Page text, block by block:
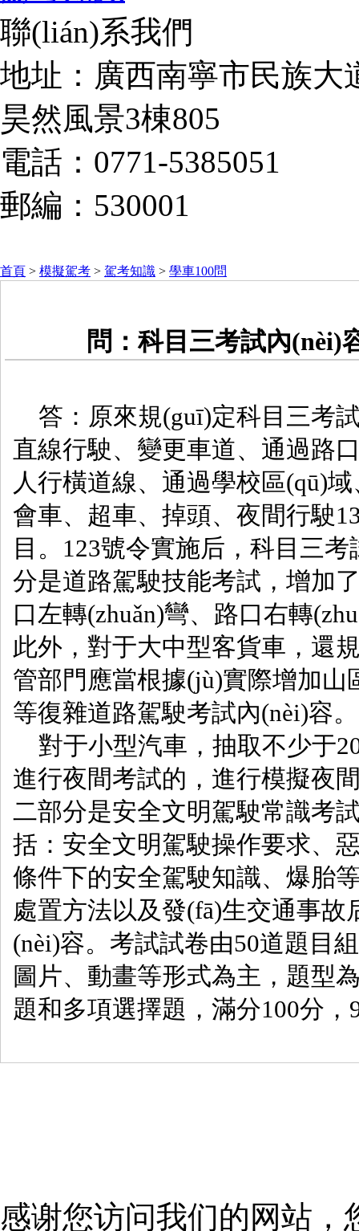
聯(lián)系我們
地址：廣西南寧市民族大
昊然風景3棟805
電話：0771-5385051
郵編：530001
首頁 > 模擬駕考 > 駕考知識 > 學車100問
問：科目三考試內(nèi)
答：原來規(guī)定科目三考試上車
直線行駛、變更車道、通過
人行橫道線、通過學校區(qū)域
會車、超車、掉頭、夜間行
目。123號令實施后，科目三
分是道路駕駛技能考試，增加
口左轉(zhuǎn)彎、路口右轉
此外，對于大中型客貨車，
管部門應當根據(jù)實際增加山
等復雜道路駕駛考試內(nèi)容。
對于小型汽車，抽取不少于
進行夜間考試的，進行模擬夜間
二部分是安全文明駕駛常識考
括：安全文明駕駛操作要求、
條件下的安全駕駛知識、爆
處置方法以及發(fā)生交通事故
(nèi)容。考試試卷由50道題目組
圖片、動畫等形式為主，題型
題和多項選擇題，滿分100分，
感谢您访问我们的网站，